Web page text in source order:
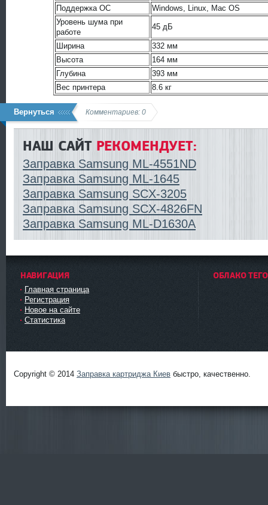
Поддержка ОС
Windows, Linux, Mac OS
Уровень шума при
работе
45 дБ
Ширина
332 мм
Высота
164 мм
Глубина
393 мм
Вес принтера
8.6 кг
Вернуться Комментариев: 0
НАШ САЙТРЕКОМЕНДУЕТ:
Заправка Samsung ML-4551ND
Заправка Samsung ML-1645
Заправка Samsung SCX-3205
Заправка Samsung SCX-4826FN
Заправка Samsung ML-D1630A
НАВИГАЦИЯ
Главная страница
Регистрация
Новое на сайте
Статистика
ОБЛАКО
Copyright © 2014 Заправка картриджа Киев быстро, качественно.